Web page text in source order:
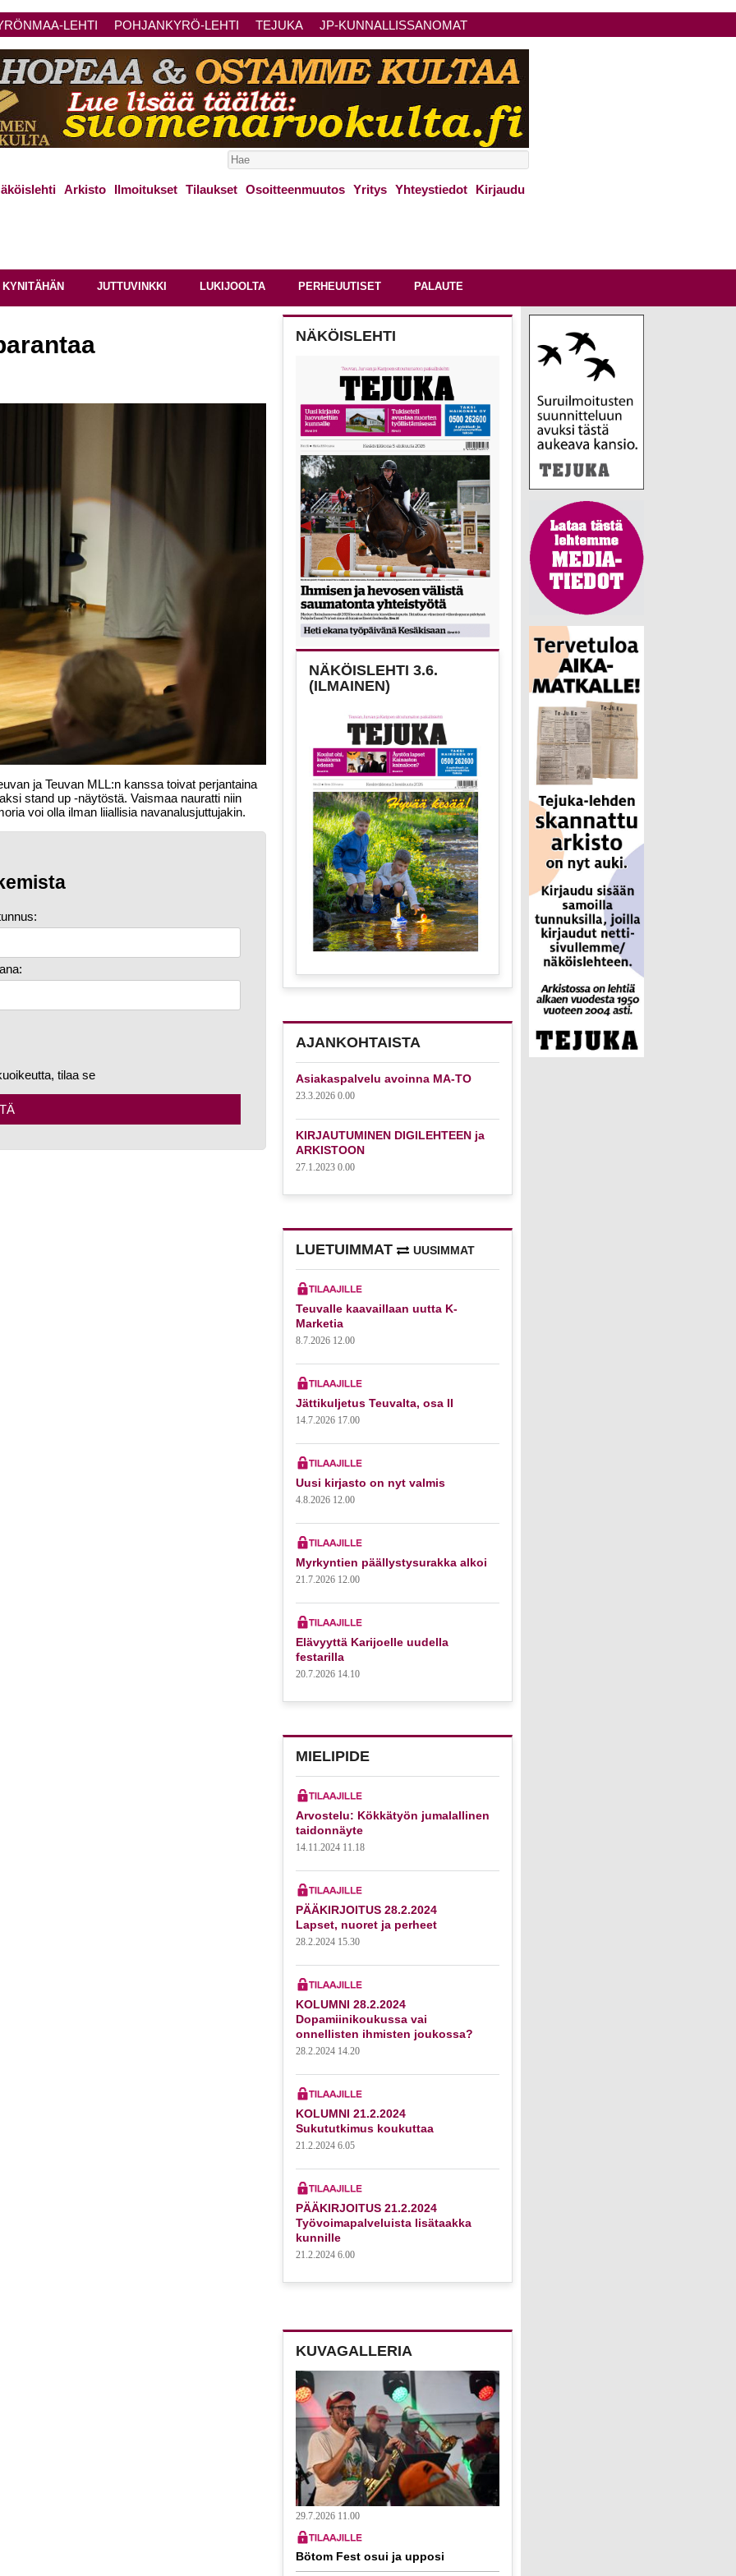
LEHTI POHJANKYRÖ-LEHTI TEJUKA JP-KUNNALLISSANOMAT
Arkisto Ilmoitukset Tilaukset Osoitteenmuutos Yritys Yhteystiedot Kirjaudu
JUTTUVINKKI LUKIJOOLTA PERHEUUTISET PALAUTE
ja Teuvan MLL:n kanssa toivat perjantaina
stand up -näytöstä. Vaismaa nauratti niin
voi olla ilman liiallisia navanalusjuttujakin.
tilaa se
NÄKÖISLEHTI
NÄKÖISLEHTI 3.6.
(ILMAINEN)
AJANKOHTAISTA
Asiakaspalvelu avoinna MA-TO
23.3.2026 0.00
KIRJAUTUMINEN DIGILEHTEEN ja
ARKISTOON
27.1.2023 0.00
LUETUIMMAT UUSIMMAT
Teuvalle kaavaillaan uutta K-
Marketia
8.7.2026 12.00
Jättikuljetus Teuvalta, osa II
14.7.2026 17.00
Uusi kirjasto on nyt valmis
4.8.2026 12.00
Myrkyntien päällystysurakka alkoi
21.7.2026 12.00
Elävyyttä Karijoelle uudella
festarilla
20.7.2026 14.10
MIELIPIDE
Arvostelu: Kökkätyön jumalallinen
taidonnäyte
14.11.2024 11.18
PÄÄKIRJOITUS 28.2.2024
Lapset, nuoret ja perheet
28.2.2024 15.30
KOLUMNI 28.2.2024
Dopamiinikoukussa vai
onnellisten ihmisten joukossa?
28.2.2024 14.20
KOLUMNI 21.2.2024
Sukututkimus koukuttaa
21.2.2024 6.05
PÄÄKIRJOITUS 21.2.2024
Työvoimapalveluista lisätaakka
kunnille
21.2.2024 6.00
KUVAGALLERIA
29.7.2026 11.00
Bötom Fest osui ja upposi